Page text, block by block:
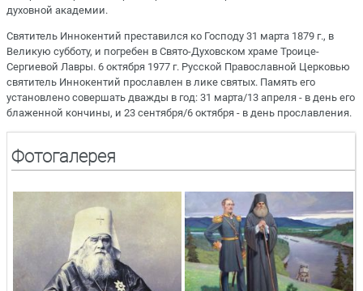
духовной академии.
Святитель Иннокентий преставился ко Господу 31 марта 1879 г., в
Великую субботу, и погребен в Свято-Духовском храме Троице-
Сергиевой Лавры. 6 октября 1977 г. Русской Православной Церковью
святитель Иннокентий прославлен в лике святых. Память его
установлено совершать дважды в год: 31 марта/13 апреля - в день его
блаженной кончины, и 23 сентября/6 октября - в день прославления.
Фотогалерея